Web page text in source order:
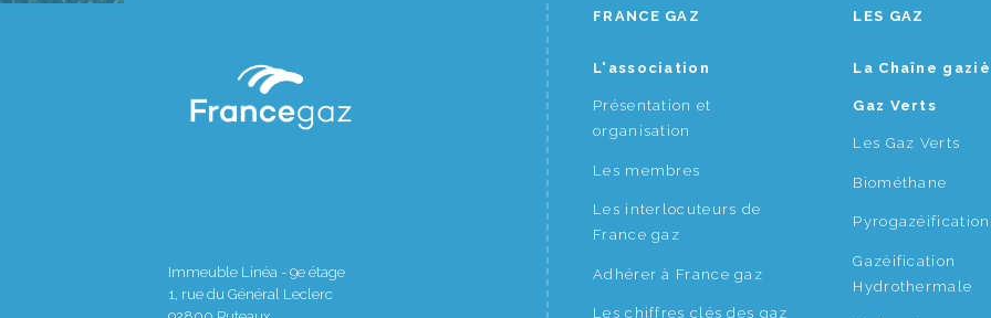
Immeuble Linéa - 9e étage
1, rue du Général Leclerc
FRANCE GAZ
L'association
Présentation et
organisation
Les membres
Les interlocuteurs de
France gaz
Adhérer à France gaz
Les chiffres clés des gaz
LES GAZ
La Chaîne
Gaz Verts
Les Gaz Verts
Biométhane
Pyrogazéification
Gazéification
Hydrothermale